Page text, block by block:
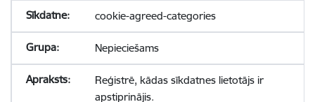
cookie-agreed-categories
Nepieciešams
Reģistrē, kādas sīkdatnes lietotājs ir
apstiprinājis.